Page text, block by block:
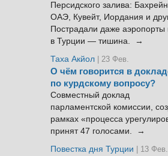
Персидского залива:
ОАЭ, Кувейт, Иордания и
Пострадали даже аэропорты
в Турции — тишина. →
Таха Акйол | 23 Фев.
О чём говорится в
по курдскому вопросу?
Совместный доклад
парламентской комиссии,
рамках «процесса
принят 47 голосами. →
Повестка дня Турции
| 13 Фев.